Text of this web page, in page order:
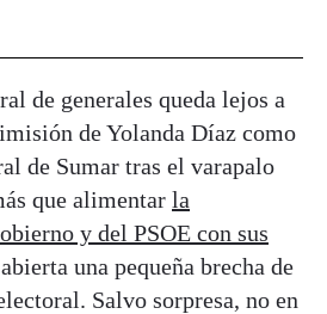
de generales queda lejos a
de Yolanda Díaz como
de Sumar tras el varapalo
que alimentar la
y del PSOE con sus
una pequeña brecha de
Salvo sorpresa, no en